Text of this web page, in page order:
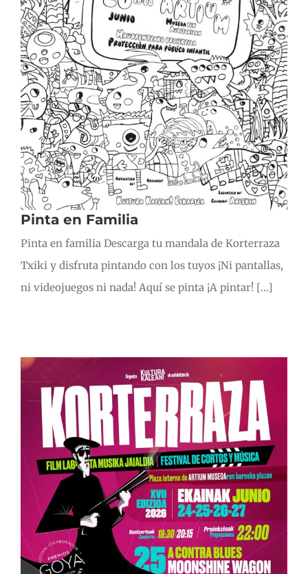
Pinta en Familia
Pinta en familia Descarga tu mandala de Korterraza
Txiki y disfruta pintando con los tuyos ¡Ni pantallas,
ni videojuegos ni nada! Aquí se pinta ¡A pintar! [...]